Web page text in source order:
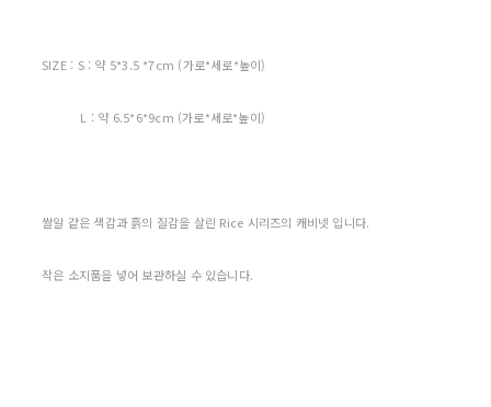
SIZE : S : 약 5*3.5 *7cm (가로*세로*높이)
L : 약 6.5*6*9cm (가로*세로*높이)
쌀알 같은 색감과 흙의 질감을 살린 Rice 시리즈의 캐비넷 입니다.
작은 소지품을 넣어 보관하실 수 있습니다.